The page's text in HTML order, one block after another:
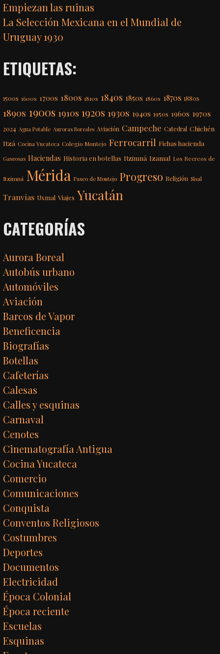
Empiezan las ruinas
La Selección Mexicana en el Mundial de
Uruguay 1930
ETIQUETAS:
1500s 1600s 1700s 1800s 1810s 1840s 1850s 1860s 1870s 1880s
1890s 1900s 1910s 1920s 1930s 1940s 1950s 1960s 1970s
2024 Agua Potable Auroras Boreales Aviación Campeche Catedral Chichén
Itzá Cocina Yucateca Colegio Montejo Ferrocarril Fichas hacienda
Gaseosas Haciendas Historia en botellas Itzimná Izamal Los Recreos de
Itzimná Mérida Paseo de Montejo Progreso Religión Sisal
Tranvías Uxmal Viajes Yucatán
CATEGORÍAS
Aurora Boreal
Autobús urbano
Automóviles
Aviación
Barcos de Vapor
Beneficencia
Biografías
Botellas
Cafeterías
Calesas
Calles y esquinas
Carnaval
Cenotes
Cinematografía Antigua
Cocina Yucateca
Comercio
Comunicaciones
Conquista
Conventos Religiosos
Costumbres
Deportes
Documentos
Electricidad
Época Colonial
Época reciente
Escuelas
Esquinas